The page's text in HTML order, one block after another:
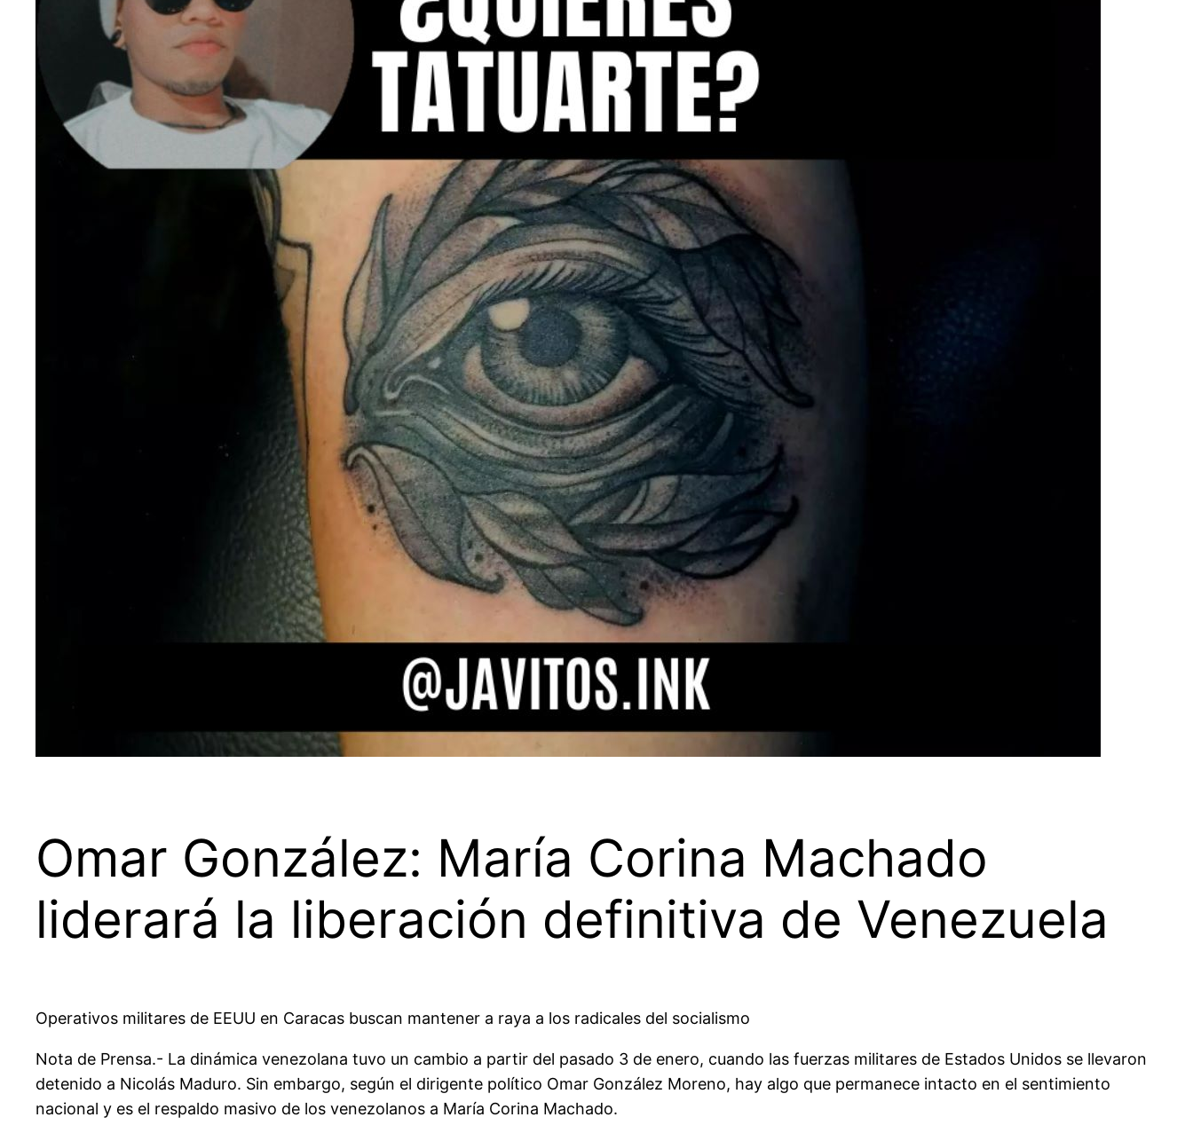
Omar González: María Corina Machado
liderará la liberación definitiva de Venezuela
Operativos militares de EEUU en Caracas buscan mantener a raya a los radicales del socialismo
Nota de Prensa.- La dinámica venezolana tuvo un cambio a partir del pasado 3 de enero, cuando las fuerzas militares de Estados Unidos se llevaron
detenido a Nicolás Maduro. Sin embargo, según el dirigente político Omar González Moreno, hay algo que permanece intacto en el sentimiento
nacional y es el respaldo masivo de los venezolanos a María Corina Machado.